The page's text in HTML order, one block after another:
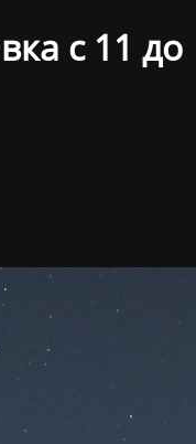
с 11 до